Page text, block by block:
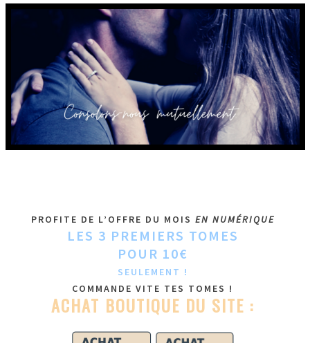
PROFITE DE L’OFFRE DU MOIS EN NUMÉRIQUE
LES 3 PREMIERS TOMES
POUR 10€
SEULEMENT !
COMMANDE VITE TES TOMES !
ACHAT BOUTIQUE DU SITE :